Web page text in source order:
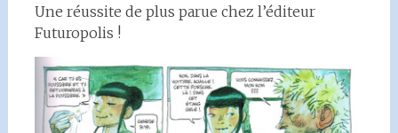
Une réussite de plus parue chez l’éditeur
Futuropolis !